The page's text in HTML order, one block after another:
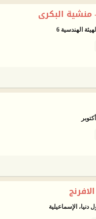
منشية البكرى
الهندسية 6